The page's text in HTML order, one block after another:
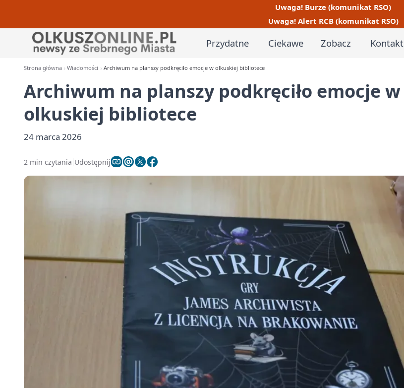
Uwaga! Burze (komunikat RSO)
Uwaga! Alert RCB (komunikat RSO)
Przydatne Ciekawe Zobacz Kontakt
Strona główna Wiadomości Archiwum na planszy podkręciło emocje w olkuskiej bibliotece
Archiwum na planszy podkręciło emocje w
olkuskiej bibliotece
24 marca 2026
2 min czytania Udostępnij